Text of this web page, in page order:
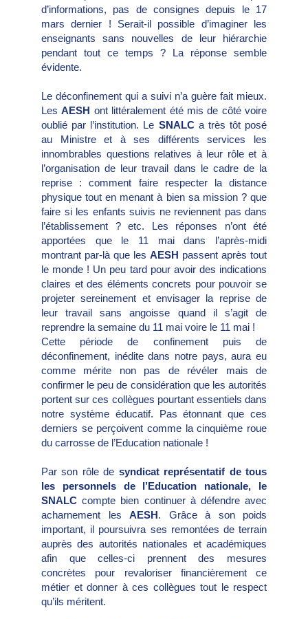
d’informations, pas de consignes depuis le 17
mars dernier ! Serait-il possible d’imaginer les
enseignants sans nouvelles de leur hiérarchie
pendant tout ce temps ? La réponse semble
évidente.
Le déconfinement qui a suivi n’a guère fait mieux.
LesAESH ont littéralement été mis de côté voire
oublié par l’institution. Le SNALC a très tôt posé
au Ministre et à ses différents services les
innombrables questions relatives à leur rôle et à
l’organisation de leur travail dans le cadre de la
reprise : comment faire respecter la distance
physique tout en menant à bien sa mission ? que
faire si les enfants suivis ne reviennent pas dans
l’établissement ? etc. Les réponses n’ont été
apportées que le 11 mai dans l’après-midi
montrant par-là que les AESH passent après tout
le monde ! Un peu tard pour avoir des indications
claires et des éléments concrets pour pouvoir se
projeter sereinement et envisager la reprise de
leur travail sans angoisse quand il s’agit de
reprendre la semaine du 11 mai voire le 11 mai !
Cette période de confinement puis de
déconfinement, inédite dans notre pays, aura eu
comme mérite non pas de révéler mais de
confirmer le peu de considération que les autorités
portent sur ces collègues pourtant essentiels dans
notre système éducatif. Pas étonnant que ces
derniers se perçoivent comme la cinquième roue
du carrosse de l’Education nationale !
Par son rôle de syndicat représentatif de tous
les personnels de l’Education nationale, le
SNALCcompte bien continuer à défendre avec
acharnement les AESH. Grâce à son poids
important, il poursuivra ses remontées de terrain
auprès des autorités nationales et académiques
afin que celles-ci prennent des mesures
concrètes pour revaloriser financièrement ce
métier et donner à ces collègues tout le respect
qu’ils méritent.